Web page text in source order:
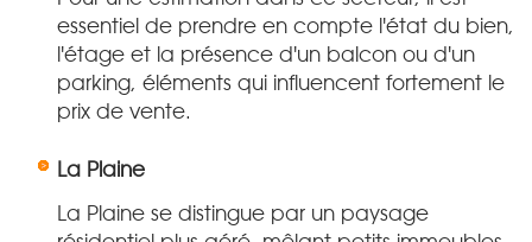
essentiel de prendre en compte l'état du bien,
l'étage et la présence d'un balcon ou d'un
parking, éléments qui influencent fortement le
prix de vente.
La Plaine
La Plaine se distingue par un paysage